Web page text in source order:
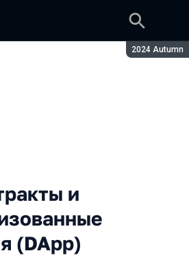
Сезон:
2024 Autumn
и
(DApp)